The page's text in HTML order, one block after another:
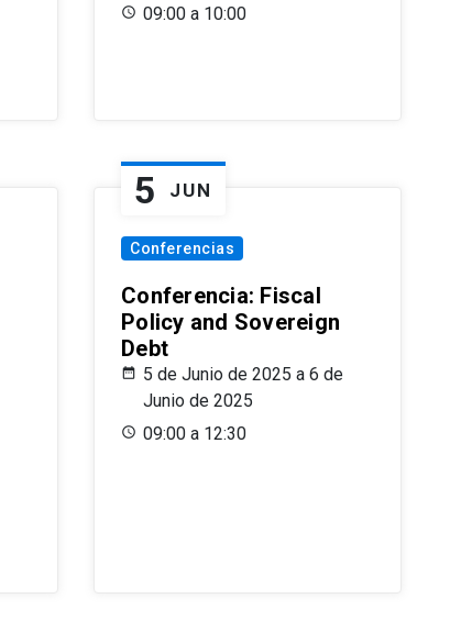
09:00 a 10:00
5 JUN
Conferencias
Conferencia: Fiscal
Policy and Sovereign
Debt
5 de Junio de 2025 a 6 de
Junio de 2025
09:00 a 12:30